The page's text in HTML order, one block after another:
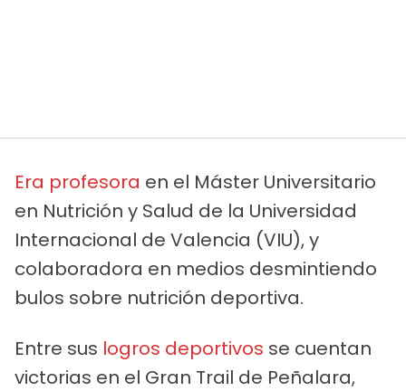
Era profesora en el Máster Universitario
en Nutrición y Salud de la Universidad
Internacional de Valencia (VIU), y
colaboradora en medios desmintiendo
bulos sobre nutrición deportiva.
Entre sus logros deportivos se cuentan
victorias en el Gran Trail de Peñalara,